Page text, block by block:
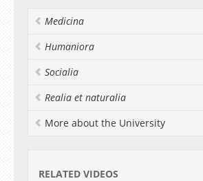
Medicina
Humaniora
Socialia
Realia et naturalia
More about the University
RELATED VIDEOS